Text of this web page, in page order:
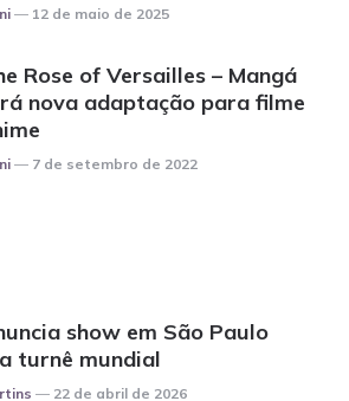
12 de maio de 2025
Rose of Versailles – Mangá
nova adaptação para filme
7 de setembro de 2022
show em São Paulo
turnê mundial
22 de abril de 2026